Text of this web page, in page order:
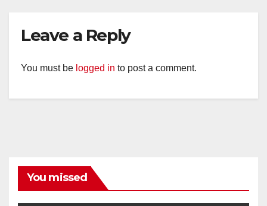
Leave a Reply
You must be logged in to post a comment.
You missed